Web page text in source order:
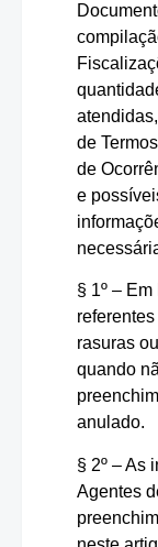
de
de
e
§ 1º –
rasuras
quando
anulado.
§ 2º – As
Agentes